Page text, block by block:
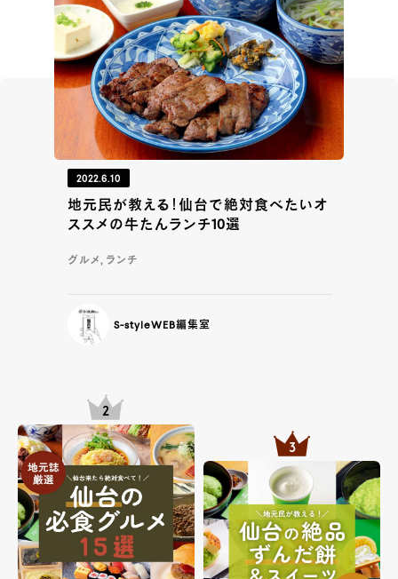
2022.6.10
地元民が教える！仙台で絶対食べたいオ
ススメの牛たんランチ10選
グルメ, ランチ
S-styleWEB編集室